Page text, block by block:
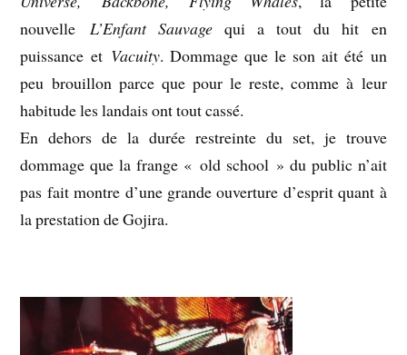
nouvelle L’Enfant Sauvagequi a tout du hit en
puissance et Vacuity. Dommage que le son ait été un
peu brouillon parce que pour le reste, comme à leur
habitude les landais ont tout cassé.
En dehors de la durée restreinte du set, je trouve
dommage que la frange « old school » du public n’ait
pas fait montre d’une grande ouverture d’esprit quant à
la prestation de Gojira.